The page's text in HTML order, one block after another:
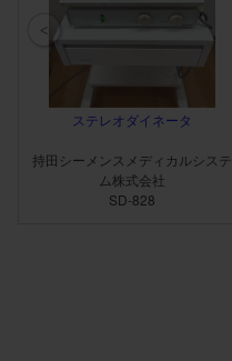
ステレオダイネータ
持田シーメンスメディカルシステ
ム株式会社
SD-828